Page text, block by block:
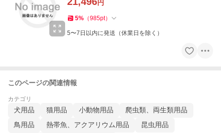
円
5% （985pt）
5〜7日以内に発送（休業日を除く）
このページの関連情報
カテゴリ
犬用品 猫用品 小動物用品
爬虫類、両生類用品
鳥用品
熱帯魚、アクアリウム用品 昆虫用品